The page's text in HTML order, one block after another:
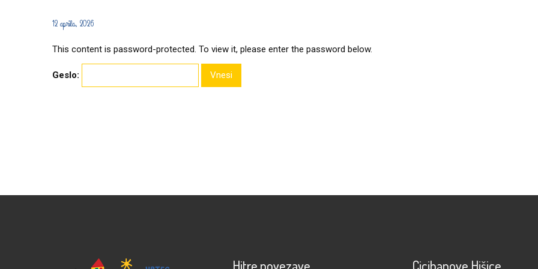
12 aprila, 2026
This content is password-protected. To view it, please enter the password below.
Geslo:
Hitre povezave Cicibanove Hišice